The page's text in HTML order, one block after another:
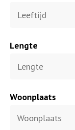
Lengte
Woonplaats